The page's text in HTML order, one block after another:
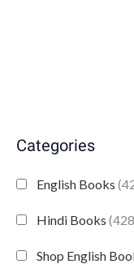
Categories
Shop English